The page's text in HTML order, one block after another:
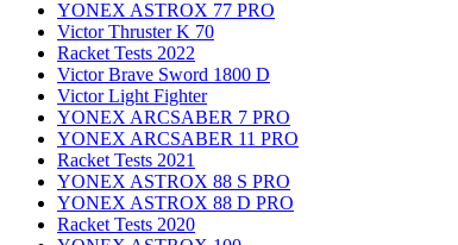
YONEX ASTROX 77 PRO
Victor Thruster K 70
Racket Tests 2022
Victor Brave Sword 1800 D
Victor Light Fighter
YONEX ARCSABER 7 PRO
YONEX ARCSABER 11 PRO
Racket Tests 2021
YONEX ASTROX 88 S PRO
YONEX ASTROX 88 D PRO
Racket Tests 2020